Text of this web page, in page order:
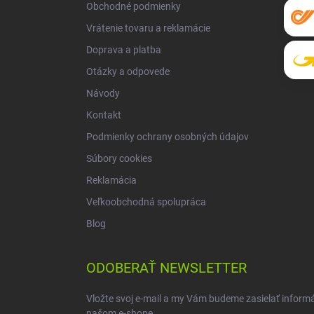
Obchodné podmienky
Vrátenie tovaru a reklamácie
Doprava a platba
Otázky a odpovede
Návody
Kontakt
Podmienky ochrany osobných údajov
Súbory cookies
Reklamácia
Veľkoobchodná spolupráca
Blog
ODOBERAŤ NEWSLETTER
Vložte svoj e-mail a my Vám budeme zasielať